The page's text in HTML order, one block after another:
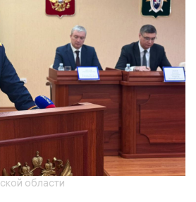
области